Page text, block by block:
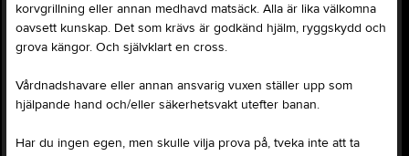
korvgrillning eller annan medhavd matsäck. Alla är lika välkomna
oavsett kunskap. Det som krävs är godkänd hjälm, ryggskydd och
grova kängor. Och självklart en cross.
Vårdnadshavare eller annan ansvarig vuxen ställer upp som
hjälpande hand och/eller säkerhetsvakt utefter banan.
Har du ingen egen, men skulle vilja prova på, tveka inte att ta